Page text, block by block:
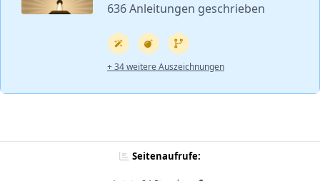
636 Anleitungen geschrieben
+ 34 weitere Auszeichnungen
Seitenaufrufe: